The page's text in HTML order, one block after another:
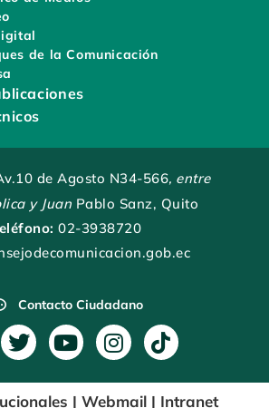
de la Comunicación
de Agosto N34-566, entre
y Juan Pablo Sanz, Quito
02-3938720
Contacto Ciudadano
T
w
i
Y
o
u
I
n
s
T
i
k
| Webmail | Intranet